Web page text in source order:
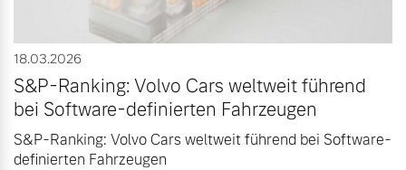
18.03.2026
S&P-Ranking: Volvo Cars weltweit führend
bei Software-definierten Fahrzeugen
S&P-Ranking: Volvo Cars weltweit führend bei Software-
definierten Fahrzeugen